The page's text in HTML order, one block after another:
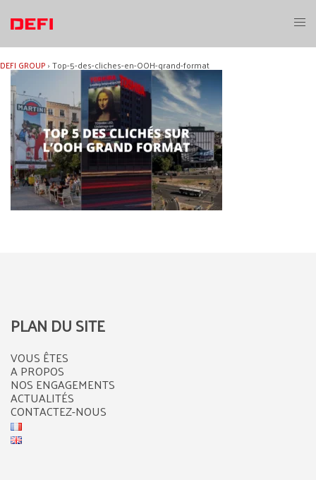
contenu
DEFI GROUP›Top-5-des-cliches-en-OOH-grand-format
PLAN DU SITE
VOUS ÊTES
A PROPOS
NOS ENGAGEMENTS
ACTUALITÉS
CONTACTEZ-NOUS